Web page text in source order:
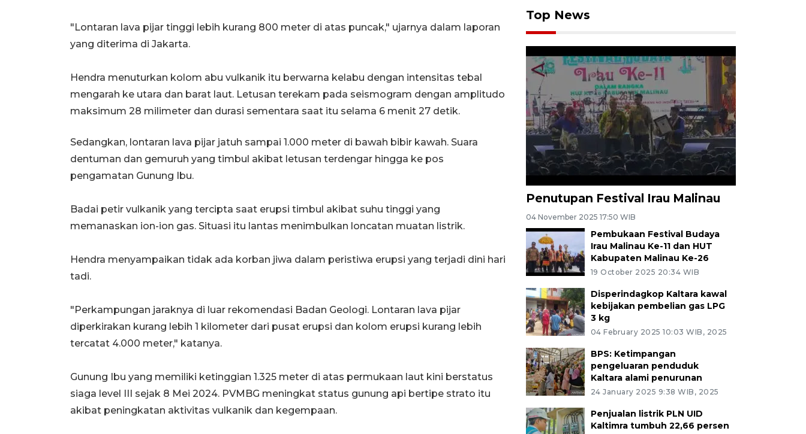
"Lontaran lava pijar tinggi lebih kurang 800 meter di atas puncak," ujarnya dalam laporan
yang diterima di Jakarta.
Hendra menuturkan kolom abu vulkanik itu berwarna kelabu dengan intensitas tebal
mengarah ke utara dan barat laut. Letusan terekam pada seismogram dengan amplitudo
maksimum 28 milimeter dan durasi sementara saat itu selama 6 menit 27 detik.
Sedangkan, lontaran lava pijar jatuh sampai 1.000 meter di bawah bibir kawah. Suara
dentuman dan gemuruh yang timbul akibat letusan terdengar hingga ke pos
pengamatan Gunung Ibu.
Badai petir vulkanik yang tercipta saat erupsi timbul akibat suhu tinggi yang
memanaskan ion-ion gas. Situasi itu lantas menimbulkan loncatan muatan listrik.
Hendra menyampaikan tidak ada korban jiwa dalam peristiwa erupsi yang terjadi dini hari
tadi.
"Perkampungan jaraknya di luar rekomendasi Badan Geologi. Lontaran lava pijar
diperkirakan kurang lebih 1 kilometer dari pusat erupsi dan kolom erupsi kurang lebih
tercatat 4.000 meter," katanya.
Gunung Ibu yang memiliki ketinggian 1.325 meter di atas permukaan laut kini berstatus
siaga level III sejak 8 Mei 2024. PVMBG meningkat status gunung api bertipe strato itu
akibat peningkatan aktivitas vulkanik dan kegempaan.
Top News
Penutupan Festival Irau Malinau
04 November 2025 17:50 WIB
Pembukaan Festival Budaya
Irau Malinau Ke-11 dan HUT
Kabupaten Malinau Ke-26
19 October 2025 20:34 WIB
Disperindagkop Kaltara kawal
kebijakan pembelian gas LPG
3 kg
04 February 2025 10:03 WIB, 2025
BPS: Ketimpangan
pengeluaran penduduk
Kaltara alami penurunan
24 January 2025 9:38 WIB, 2025
Penjualan listrik PLN UID
Kaltimra tumbuh 22,66 persen